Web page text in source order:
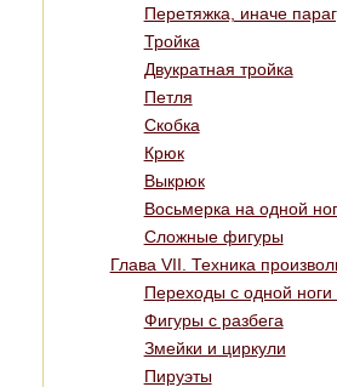
Перетяжка, иначе
Тройка
Двукратная тройка
Петля
Скобка
Крюк
Выкрюк
Восьмерка на одной
Сложные фигуры
Глава VII. Техника
Переходы с одной ноги
Фигуры с разбега
Змейки и циркули
Пируэты